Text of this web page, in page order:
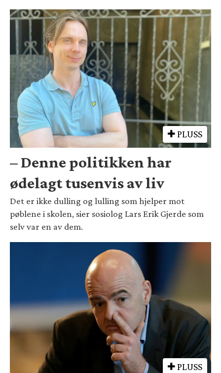
PLUSS
– Denne politikken har
ødelagt tusenvis av liv
Det er ikke dulling og lulling som hjelper mot
pøblene i skolen, sier sosiolog Lars Erik Gjerde som
selv var en av dem.
PLUSS